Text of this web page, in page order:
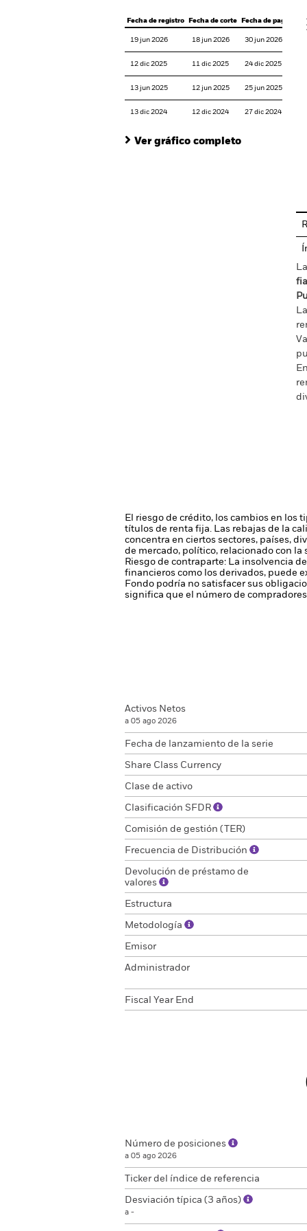
Fecha de registro Fecha de corte Fecha de pago
19 jun 2026 18 jun 2026 30 jun 2026
12 dic 2025 11 dic 2025 24 dic 2025
13 jun 2025 12 jun 2025 25 jun 2025
13 dic 2024 12 dic 2024 27 dic 2024
Ver gráfico completo
El riesgo de crédito, los cambios en
títulos de renta fija. Las rebajas de la
concentra en ciertos sectores, países,
de mercado, político, relacionado con
Riesgo de contraparte: La insolvencia
financieros como los derivados, puede
Fondo podría no satisfacer sus
significa que el número de
Activos Netos
a 05 ago 2026
Fecha de lanzamiento de la serie
Share Class Currency
Clase de activo
Clasificación SFDR
Comisión de gestión (TER)
Frecuencia de Distribución
Devolución de préstamo de
valores
Estructura
Metodología
Emisor
Administrador
Fiscal Year End
Número de posiciones
a 05 ago 2026
Ticker del índice de referencia
Desviación típica (3 años)
a -